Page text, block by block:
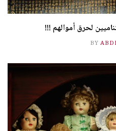
لحرق أموالهم !!!
BY